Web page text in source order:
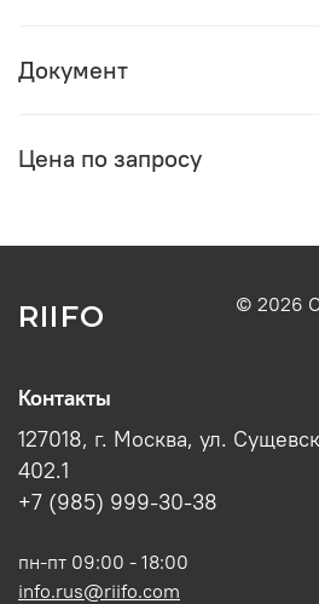
Документ
Цена по запросу
RIIFO © 2026
Контакты
127018, г. Москва, ул.
402.1
+7 (985) 999-30-38
пн-пт 09:00 - 18:00
info.rus@riifo.com